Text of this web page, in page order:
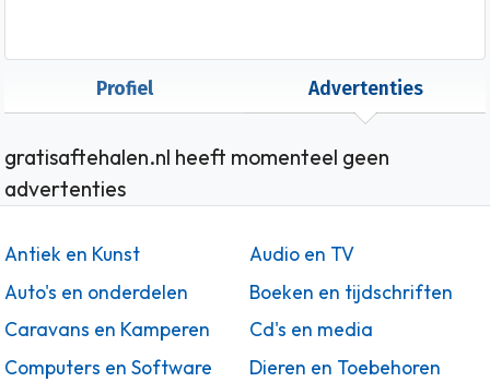
Profiel Advertenties
gratisaftehalen.nl heeft momenteel geen
advertenties
Antiek en Kunst
Audio en TV
Auto's en onderdelen
Boeken en tijdschriften
Caravans en Kamperen
Cd's en media
Computers en Software
Dieren en Toebehoren